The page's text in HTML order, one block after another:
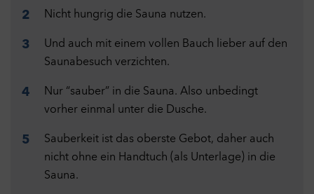
Nicht hungrig die Sauna nutzen.
Und auch mit einem vollen Bauch lieber auf den
Saunabesuch verzichten.
Nur “sauber” in die Sauna. Also unbedingt
vorher einmal unter die Dusche.
Sauberkeit ist das oberste Gebot, daher auch
nicht ohne ein Handtuch (als Unterlage) in die
Sauna.
5
891
Marketing-Cookies werden verwendet, um Besuchern auf
Webseiten zu folgen und dadurch den Erfolg von Marketing-
Kampagnen zu messen und Anzeigen optimaler auszuspielen.
Zu diesem Zweck werden Endgeräteinformationen erhoben und
das Verhalten und die Interaktion von Nutzern ausgewertet,
Webseite gekommen sind.
Cookies
Diese Website kann Inhalte und Medien von externen Seiten
wie bspw. YouTube anzeigen. Dabei werden Cookies von
externen Seiten gespeichert.